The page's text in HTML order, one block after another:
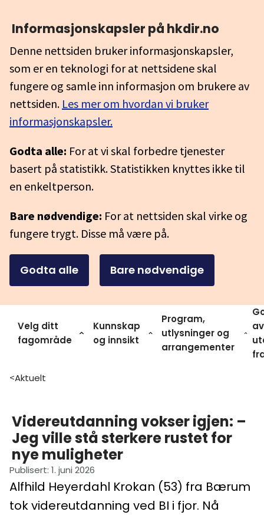
Informasjonskapsler på hkdir.no
Denne nettsiden bruker informasjonskapsler,
som er en teknologi for at nettsidene skal
fungere og samle inn informasjon om brukere av
nettsiden. Les mer om hvordan vi bruker
informasjonskapsler.
Godta alle: For at vi skal forbedre tjenester
basert på statistikk. Statistikken knyttes ikke til
en enkeltperson.
Bare nødvendige: For at nettsiden skal virke og
fungere trygt. Disse må være på.
Godta alle Bare nødvendige
Velg ditt
fagområde
Kunnskap
og innsikt
Program,
utlysninger og
arrangementer
av
>Aktuelt
Videreutdanning vokser igjen: –
Jeg ville stå sterkere rustet for
nye muligheter
Publisert: 1. juni 2026
Alfhild Heyerdahl Krokan (53) fra Bærum
tok videreutdanning ved BI i fjor. Nå